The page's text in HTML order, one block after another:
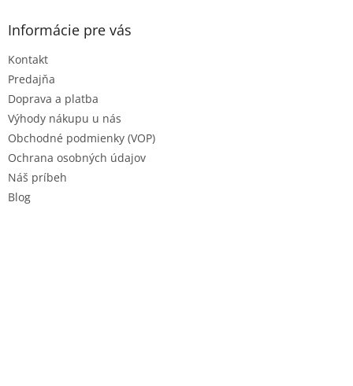
Informácie pre vás
Kontakt
Predajňa
Doprava a platba
Výhody nákupu u nás
Obchodné podmienky (VOP)
Ochrana osobných údajov
Náš príbeh
Blog